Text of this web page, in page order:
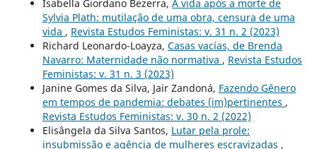
Isabella Giordano Bezerra, A vida após a morte de
Sylvia Plath: mutilação de uma obra, censura de uma
vida , Revista Estudos Feministas: v. 31 n. 2 (2023)
Richard Leonardo-Loayza, Casas vacías, de Brenda
Navarro: Maternidade não normativa , Revista Estudos
Feministas: v. 31 n. 3 (2023)
Janine Gomes da Silva, Jair Zandoná, Fazendo Gênero
em tempos de pandemia: debates (im)pertinentes ,
Revista Estudos Feministas: v. 30 n. 2 (2022)
Elisângela da Silva Santos, Lutar pela prole:
insubmissão e agência de mulheres escravizadas ,